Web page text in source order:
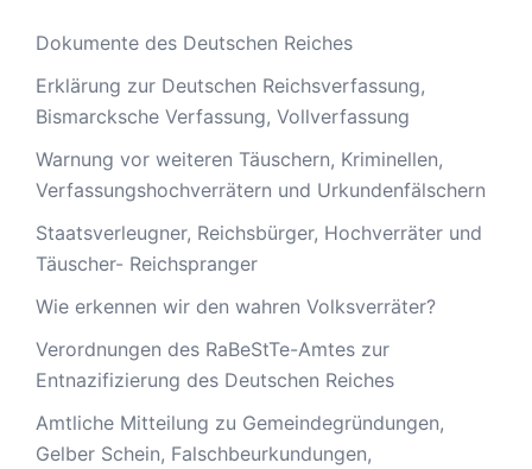
Dokumente des Deutschen Reiches
Erklärung zur Deutschen Reichsverfassung,
Bismarcksche Verfassung, Vollverfassung
Warnung vor weiteren Täuschern, Kriminellen,
Verfassungshochverrätern und Urkundenfälschern
Staatsverleugner, Reichsbürger, Hochverräter und
Täuscher- Reichspranger
Wie erkennen wir den wahren Volksverräter?
Verordnungen des RaBeStTe-Amtes zur
Entnazifizierung des Deutschen Reiches
Amtliche Mitteilung zu Gemeindegründungen,
Gelber Schein, Falschbeurkundungen,